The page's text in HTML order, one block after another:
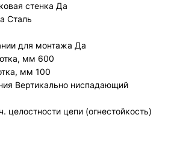
стенка Да
Сталь
для монтажа Да
мм 600
мм 100
Вертикально ниспадающий
целостности цепи (огнестойкость)